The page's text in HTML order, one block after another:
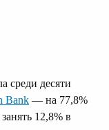
среди десяти
Bank — на 77,8%
12,8% в